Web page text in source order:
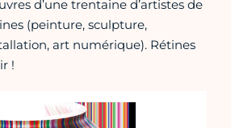
d’une trentaine d’artistes de
(peinture, sculpture,
art numérique). Rétines
!